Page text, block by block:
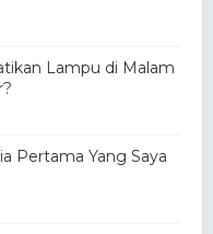
Lampu di Malam
Pertama Yang Saya